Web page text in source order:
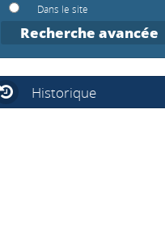
Dans le site
Recherche avancée
Historique